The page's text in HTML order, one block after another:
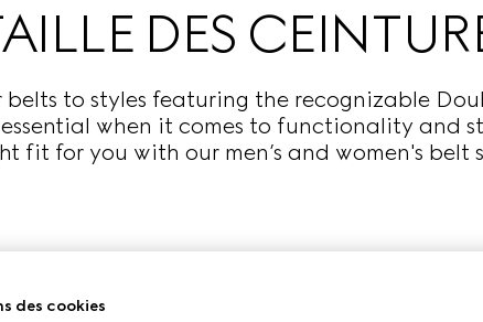
DES
belts to styles featuring the recognizable
when it comes to functionality and
fit for you with our men’s and women's belt
des cookies